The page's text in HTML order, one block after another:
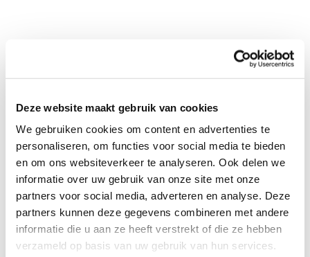
Deze website maakt gebruik van cookies
We gebruiken cookies om content en advertenties te
personaliseren, om functies voor social media te bieden
en om ons websiteverkeer te analyseren. Ook delen we
informatie over uw gebruik van onze site met onze
partners voor social media, adverteren en analyse. Deze
partners kunnen deze gegevens combineren met andere
informatie die u aan ze heeft verstrekt of die ze hebben
verzameld op basis van uw gebruik van hun services.
Aangenaam klimaat in huis
Met een airco creëer je, ook tijdens de zomermaanden, een
aangename temperatuur in huis. Eenfluisterstille airco
brengt in enkele minuten de temperatuur in een ruimte
omlaag. Hiermee wordt het tijdens hete zomerdagen een
stuk aangenamer in huis. Doordat een split unit airco
opgedeeld is in een binnen- en buitenunit, wordt het
geluidsniveau extreem ingeperkt. Hierdoor zijn split unit